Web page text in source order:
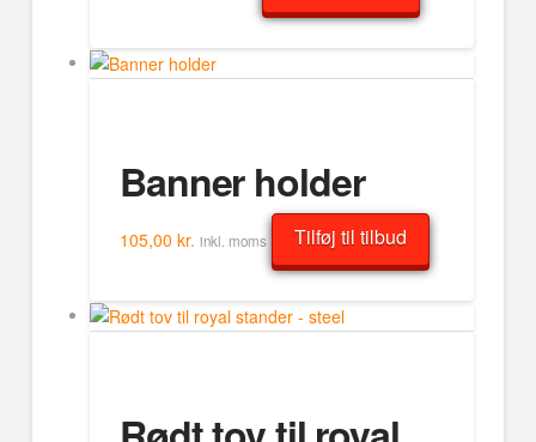
Banner holder
105,00kr. inkl. moms Tilføj til tilbud